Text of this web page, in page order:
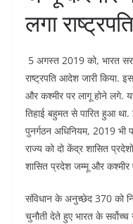
लगा
5 अगस्त 2019 को, भारत
राष्ट्रपति आदेश जारी किया.
और कश्मीर पर लागू होने लगे.
तिहाई बहुमत से पारित हुआ
पुनर्गठन अधिनियम, 2019 भी
राज्य को दो केंद्र शासित
शासित प्रदेश जम्मू और कश्मीर
संविधान के अनुच्छेद 370 को
चुनौती देते हुए भारत के